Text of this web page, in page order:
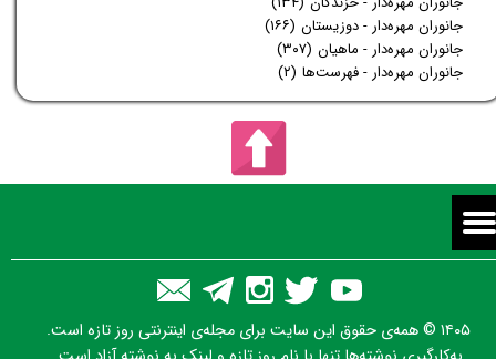
جانوران مهره‌دار - دوزیستان (۱۶۶)
جانوران مهره‌دار - ماهیان (۳۰۷)
جانوران مهره‌دار - فهرست‌ها (۲)
۱۴۰۵ © همه‌ی حقوق این سایت برای مجله‌ی اینترنتی روز تازه است.